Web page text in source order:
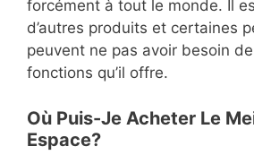
forcément à tout le monde. Il
d’autres produits et certaines
peuvent ne pas avoir besoin
fonctions qu’il offre.
Où Puis-Je Acheter Le
Espace?